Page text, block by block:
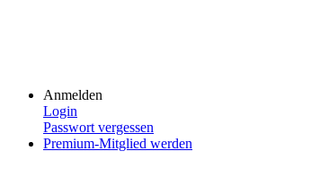
Anmelden
Login
Passwort vergessen
Premium-Mitglied werden